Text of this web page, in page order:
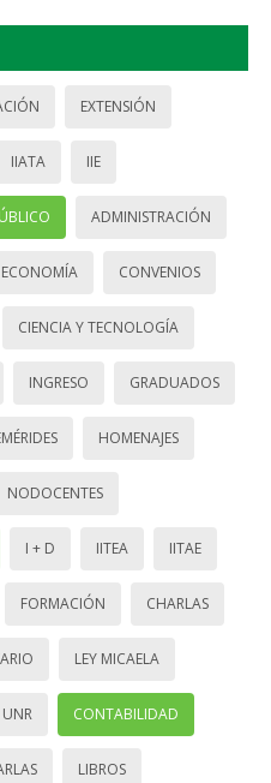
EXTENSIÓN
IIATA IIE
ADMINISTRACIÓN
ECONOMÍA CONVENIOS
CIENCIA Y TECNOLOGÍA
INGRESO GRADUADOS
HOMENAJES
NODOCENTES
I + D IITEA IITAE
FORMACIÓN CHARLAS
LEY MICAELA
UNR CONTABILIDAD
LIBROS